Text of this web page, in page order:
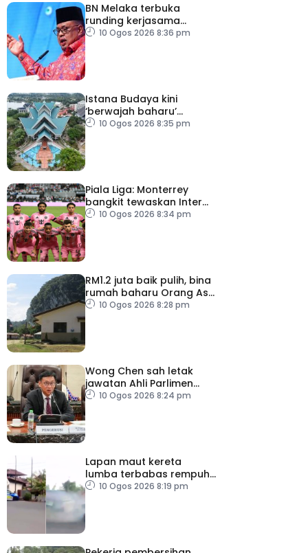
BN Melaka terbuka
runding kerjasama
hadapi PRN
10 Ogos 2026 8:36 pm
Istana Budaya kini
‘berwajah baharu’
selepas dinaik taraf
10 Ogos 2026 8:35 pm
Piala Liga: Monterrey
bangkit tewaskan Inter
Miami10 Ogos 2026 8:34 pm
RM1.2 juta baik pulih, bina
rumah baharu Orang Asli
Kelantan dan
10 Ogos 2026 8:28 pm
Wong Chen sah letak
jawatan Ahli Parlimen
Subang
10 Ogos 2026 8:24 pm
Lapan maut kereta
lumba terbabas rempuh
penonton di Indonesia
10 Ogos 2026 8:19 pm